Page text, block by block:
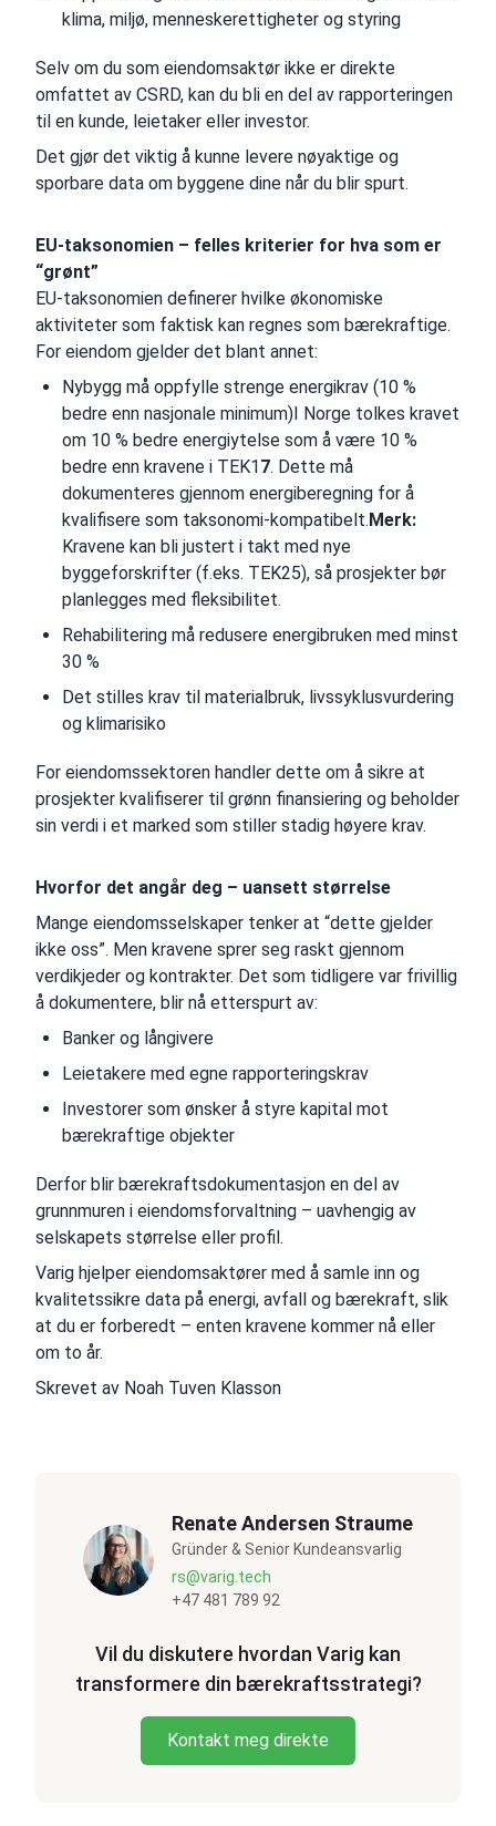
klima, miljø, menneskerettigheter og styring
Selv om du som eiendomsaktør ikke er direkte
omfattet av CSRD, kan du bli en del av rapporteringen
til en kunde, leietaker eller investor.
Det gjør det viktig å kunne levere nøyaktige og
sporbare data om byggene dine når du blir spurt.
EU-taksonomien – felles kriterier for hva som er
“grønt”
EU-taksonomien definerer hvilke økonomiske
aktiviteter som faktisk kan regnes som bærekraftige.
For eiendom gjelder det blant annet:
Nybygg må oppfylle strenge energikrav (10 %
bedre enn nasjonale minimum)I Norge tolkes kravet
om 10 % bedre energiytelse som å være 10 %
bedre enn kravene i TEK17. Dette må
dokumenteres gjennom energiberegning for å
kvalifisere som taksonomi-kompatibelt.Merk:
Kravene kan bli justert i takt med nye
byggeforskrifter (f.eks. TEK25), så prosjekter bør
planlegges med fleksibilitet.
Rehabilitering må redusere energibruken med minst
30 %
Det stilles krav til materialbruk, livssyklusvurdering
og klimarisiko
For eiendomssektoren handler dette om å sikre at
prosjekter kvalifiserer til grønn finansiering og beholder
sin verdi i et marked som stiller stadig høyere krav.
Hvorfor det angår deg – uansett størrelse
Mange eiendomsselskaper tenker at “dette gjelder
ikke oss”. Men kravene sprer seg raskt gjennom
verdikjeder og kontrakter. Det som tidligere var frivillig
å dokumentere, blir nå etterspurt av:
Banker og långivere
Leietakere med egne rapporteringskrav
Investorer som ønsker å styre kapital mot
bærekraftige objekter
Derfor blir bærekraftsdokumentasjon en del av
grunnmuren i eiendomsforvaltning – uavhengig av
selskapets størrelse eller profil.
Varig hjelper eiendomsaktører med å samle inn og
kvalitetssikre data på energi, avfall og bærekraft, slik
at du er forberedt – enten kravene kommer nå eller
om to år.
Skrevet av Noah Tuven Klasson
Renate Andersen Straume
Gründer & Senior Kundeansvarlig
rs@varig.tech
+47 481 789 92
Vil du diskutere hvordan Varig kan
transformere din bærekraftsstrategi?
Kontakt meg direkte